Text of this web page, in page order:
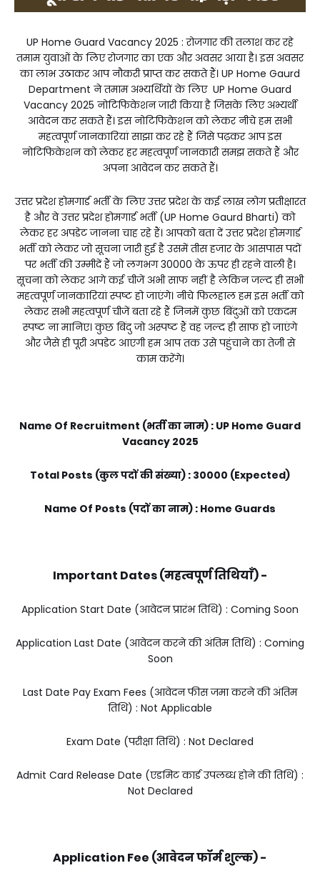
UP Home Guard Vacancy 2025 : रोजगार की तलाश कर रहे
तमाम युवाओं के लिए रोजगार का एक और अवसर आया है। इस अवसर
का लाभ उठाकर आप नौकरी प्राप्त कर सकते हैं। UP Home Gaurd
Department ने तमाम अभ्यर्थियों के लिए UP Home Guard
Vacancy 2025 नोटिफिकेशन जारी किया है जिसके लिए अभ्यर्थी
आवेदन कर सकते हैं। इस नोटिफिकेशन को लेकर नीचे हम सभी
महत्वपूर्ण जानकारियां साझा कर रहे हैं जिसे पढ़कर आप इस
नोटिफिकेशन को लेकर हर महत्वपूर्ण जानकारी समझ सकते हैं और
अपना आवेदन कर सकते हैं।
उत्तर प्रदेश होमगार्ड भर्ती के लिए उत्तर प्रदेश के कई लाख लोग प्रतीक्षारत
है और वे उत्तर प्रदेश होमगार्ड भर्ती (UP Home Gaurd Bharti) को
लेकर हर अपडेट जानना चाह रहे हैं। आपको बता दें उत्तर प्रदेश होमगार्ड
भर्ती को लेकर जो सूचना जारी हुई है उसमें तीस हजार के आसपास पदों
पर भर्ती की उम्मीदें हैं जो लगभग 30000 के ऊपर ही रहने वाली है।
सूचना को लेकर आगे कई चीजें अभी साफ नहीं है लेकिन जल्द ही सभी
महत्वपूर्ण जानकारियां स्पष्ट हो जाएंगे। नीचे फिलहाल हम इस भर्ती को
लेकर सभी महत्वपूर्ण चीजें बता रहे हैं जिनमें कुछ बिंदुओं को एकदम
स्पष्ट ना मानिए। कुछ बिंदु जो अस्पष्ट हैं वह जल्द ही साफ हो जाएंगे
और जैसे ही पूरी अपडेट आएगी हम आप तक उसे पहुंचाने का तेजी से
काम करेंगे।
Name Of Recruitment (भर्ती का नाम) : UP Home Guard
Vacancy 2025
Total Posts (कुल पदों की संख्या) : 30000 (Expected)
Name Of Posts (पदों का नाम) : Home Guards
Important Dates (महत्वपूर्ण तिथियाँ) -
Application Start Date (आवेदन प्रारंभ तिथि) : Coming Soon
Application Last Date (आवेदन करने की अंतिम तिथि) : Coming
Soon
Last Date Pay Exam Fees (आवेदन फीस जमा करने की अंतिम
तिथि) : Not Applicable
Exam Date (परीक्षा तिथि) : Not Declared
Admit Card Release Date (एडमिट कार्ड उपलब्ध होने की तिथि) :
Not Declared
Application Fee (आवेदन फॉर्म शुल्क) -